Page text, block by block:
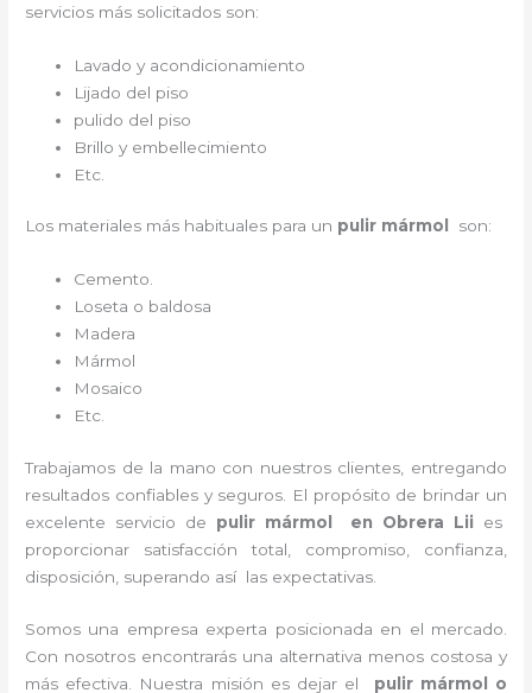
servicios más solicitados son:
Lavado y acondicionamiento
Lijado del piso
pulido del piso
Brillo y embellecimiento
Etc.
Los materiales más habituales para un pulir mármol son:
Cemento.
Loseta o baldosa
Madera
Mármol
Mosaico
Etc.
Trabajamos de la mano con nuestros clientes, entregando
resultados confiables y seguros. El propósito de brindar un
excelente servicio de pulir mármol en Obrera Lii es
proporcionar satisfacción total, compromiso, confianza,
disposición, superando así las expectativas.
Somos una empresa experta posicionada en el mercado.
Con nosotros encontrarás una alternativa menos costosa y
más efectiva. Nuestra misión es dejar el pulir mármol o